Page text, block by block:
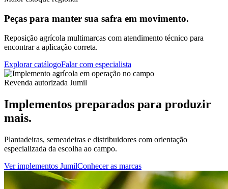
Peças para manter sua safra em movimento.
Reposição agrícola multimarcas com atendimento técnico para
encontrar a aplicação correta.
Explorar catálogoFalar com especialista
Revenda autorizada Jumil
Implementos preparados para produzir
mais.
Plantadeiras, semeadeiras e distribuidores com orientação
especializada da escolha ao campo.
Ver implementos JumilConhecer as marcas